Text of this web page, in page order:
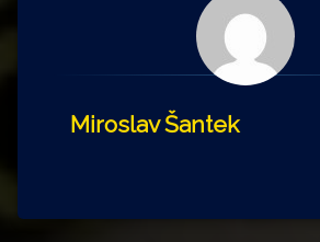
Miroslav Šantek